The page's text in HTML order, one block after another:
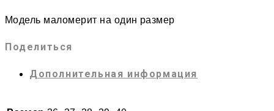
Модель маломерит на один размер
Поделиться
Дополнительная информация